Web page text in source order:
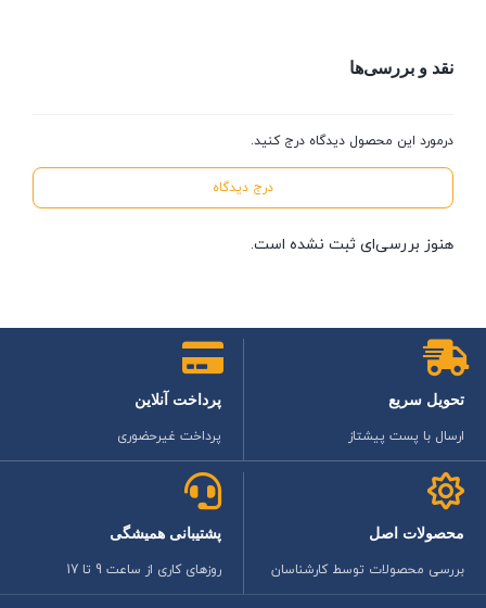
نقد و بررسی‌ها
درمورد این محصول دیدگاه درج کنید.
درج دیدگاه
هنوز بررسی‌ای ثبت نشده است.
تحویل سریع
ارسال با پست پیشتاز
پرداخت آنلاین
پرداخت غیرحضوری
محصولات اصل
بررسی محصولات توسط کارشناسان
پشتیبانی همیشگی
روزهای کاری از ساعت 9 تا 17